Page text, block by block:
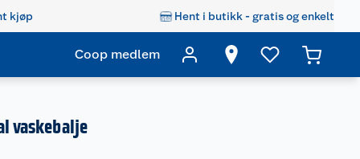
kjøp Hent i butikk - gratis og enkelt
Coop medlem
vaskebalje